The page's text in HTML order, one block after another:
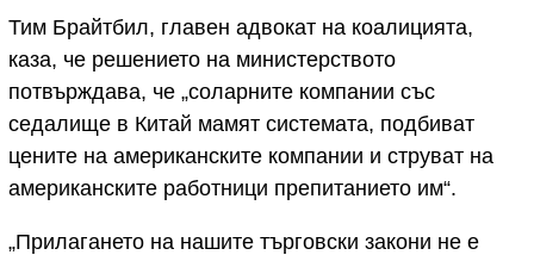
Тим Брайтбил, главен адвокат на коалицията,
каза, че решението на министерството
потвърждава, че „соларните компании със
седалище в Китай мамят системата, подбиват
цените на американските компании и струват на
американските работници препитанието им“.
„Прилагането на нашите търговски закони не е